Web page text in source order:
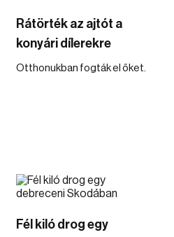
Rátörték az ajtót a
konyári dílerekre
Otthonukban fogták el őket.
Fél kiló drog egy